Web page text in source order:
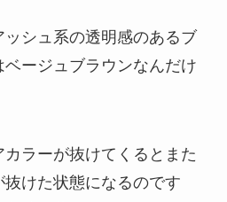
シュ系の透明感のあるブ
ージュブラウンなんだけ
ラーが抜けてくるとまた
けた状態になるのです